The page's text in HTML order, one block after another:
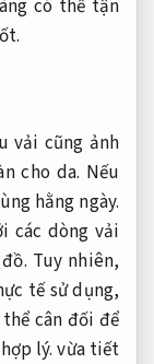
có thể tận
vải cũng ảnh
cho da. Nếu
hằng ngày.
các dòng vải
Tuy nhiên,
tế sử dụng,
cân đối để
lý. vừa tiết